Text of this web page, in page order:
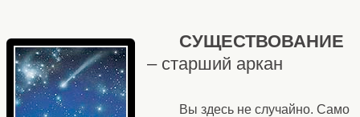
СУЩЕСТВОВАНИЕ
– старший аркан
Вы здесь не случайно. Само